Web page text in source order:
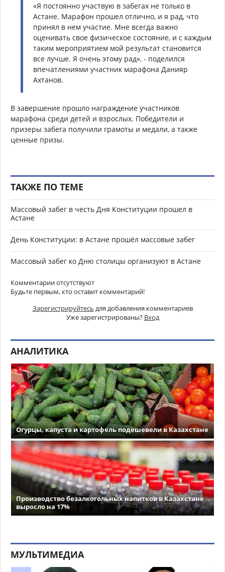
«Я постоянно участвую в забегах не только в
Астане. Марафон прошел отлично, и я рад, что
принял в нем участие. Мне всегда важно
оценивать свое физическое состояние, и с каждым
таким мероприятием мой результат становится
все лучше. Я очень этому рад», - поделился
впечатлениями участник марафона Данияр
Ахтанов.
В завершение прошло награждение участников
марафона среди детей и взрослых. Победители и
призеры забега получили грамоты и медали, а также
ценные призы.
ТАКЖЕ ПО ТЕМЕ
Массовый забег в честь Дня Конституции прошел в
Астане
День Конституции: в Астане прошёл массовые забег
Массовый забег ко Дню столицы организуют в Астане
Комментарии отсутствуют
Будьте первым, кто оставит комментарий!
Зарегистрируйтесь для добавления комментариев
Уже зарегистрированы? Вход
АНАЛИТИКА
Огурцы, капуста и картофель подешевели в Казахстане
Производство безалкогольных напитков в Казахстане
выросло на 17%
МУЛЬТИМЕДИА